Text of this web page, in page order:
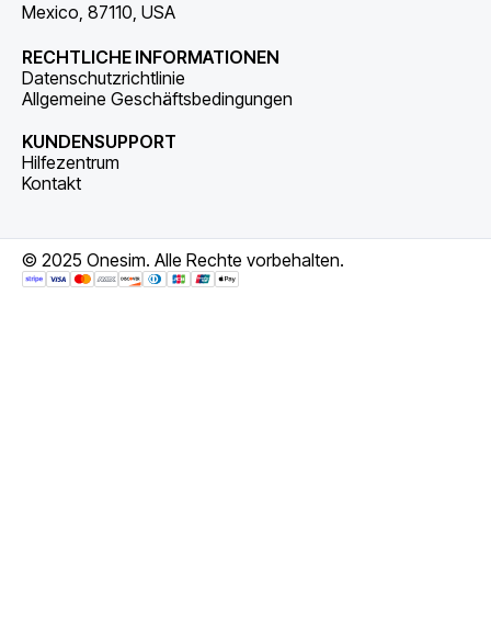
Mexico, 87110, USA
RECHTLICHE INFORMATIONEN
Datenschutzrichtlinie
Allgemeine Geschäftsbedingungen
KUNDENSUPPORT
Hilfezentrum
Kontakt
© 2025 Onesim. Alle Rechte vorbehalten.